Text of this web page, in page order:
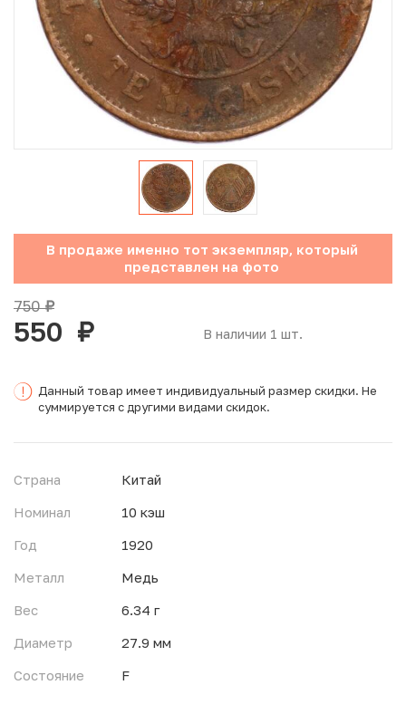
Юбилейные монеты Банка России (с 1999 года)
Памятные и инвестиционные монеты СССР и России
Иностранные монеты
Неофициальные выпуски монет (Unusual)
Античные и средневековые монеты
Наборы монет
Инвестиционные монеты
В продаже именно тот экземпляр, который
представлен на фото
В наличии 1 шт.
750руб.
550 руб.
Данный товар имеет индивидуальный размер скидки. Не
суммируется с другими видами скидок.
Страна
Китай
Номинал
10 кэш
Год
1920
Металл
Медь
Вес
6.34 г
Диаметр
27.9 мм
Состояние
F